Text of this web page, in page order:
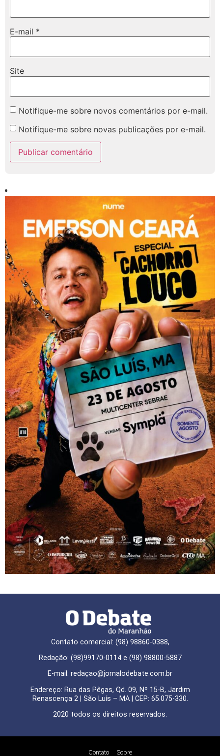
E-mail *
Site
Notifique-me sobre novos comentários por e-mail.
Notifique-me sobre novas publicações por e-mail.
Contato comercial: (98) 98860-0388,
Redação: (98)99170-0114 e (98) 98800-5887
E-mail: redaçao@jornalodebate.com.br
Endereço: Rua das Pêgas, Qd. 09, Nº 15-B, Jardim
Renascença 2 | São Luís – MA | CEP: 65.075-330.
2020 todos os direitos reservados.
Contato Sobre